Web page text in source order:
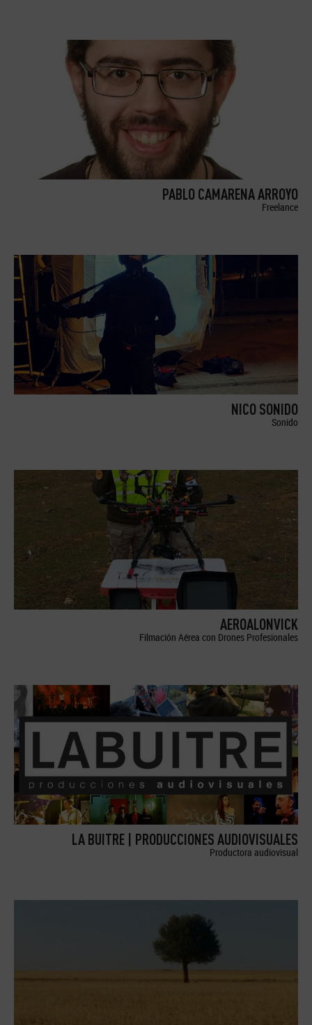
PABLO CAMARENA ARROYO
Freelance
NICO SONIDO
Sonido
AEROALONVICK
Filmación Aérea con Drones Profesionales
LA BUITRE | PRODUCCIONES AUDIOVISUALES
Productora audiovisual